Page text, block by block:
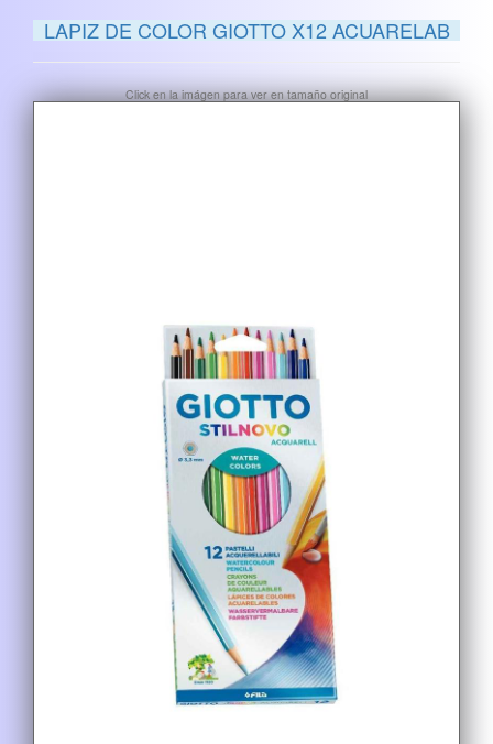
LAPIZ DE COLOR GIOTTO X12 ACUARELAB
Click en la imágen para ver en tamaño original